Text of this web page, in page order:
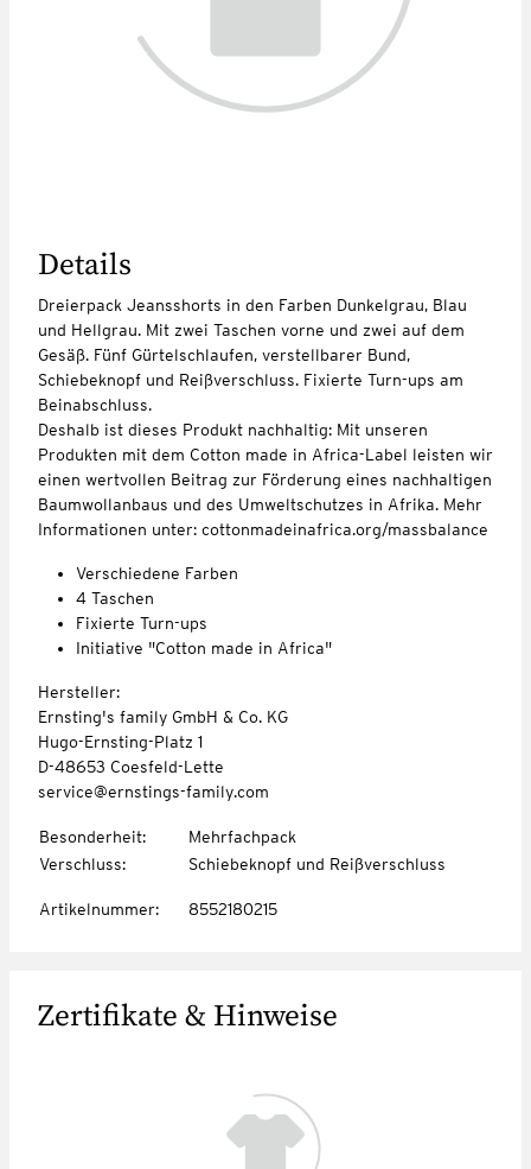
Details
Dreierpack Jeansshorts in den Farben Dunkelgrau, Blau
und Hellgrau. Mit zwei Taschen vorne und zwei auf dem
Gesäß. Fünf Gürtelschlaufen, verstellbarer Bund,
Schiebeknopf und Reißverschluss. Fixierte Turn-ups am
Beinabschluss.
Deshalb ist dieses Produkt nachhaltig: Mit unseren
Produkten mit dem Cotton made in Africa-Label leisten wir
einen wertvollen Beitrag zur Förderung eines nachhaltigen
Baumwollanbaus und des Umweltschutzes in Afrika. Mehr
Informationen unter: cottonmadeinafrica.org/massbalance
Verschiedene Farben
4 Taschen
Fixierte Turn-ups
Initiative "Cotton made in Africa"
Hersteller:
Ernsting's family GmbH & Co. KG
Hugo-Ernsting-Platz 1
D-48653 Coesfeld-Lette
service@ernstings-family.com
Besonderheit:
Mehrfachpack
Verschluss: Schiebeknopf und Reißverschluss
Artikelnummer: 8552180215
Zertifikate & Hinweise